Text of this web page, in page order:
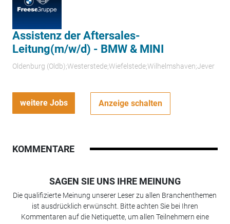
Assistenz der Aftersales-
Leitung(m/w/d) - BMW & MINI
Oldenburg (Oldb);Westerstede;Wiefelstede;Wilhelmshaven;Jever
weitere Jobs Anzeige schalten
KOMMENTARE
SAGEN SIE UNS IHRE MEINUNG
Die qualifizierte Meinung unserer Leser zu allen Branchenthemen
ist ausdrücklich erwünscht. Bitte achten Sie bei Ihren
Kommentaren auf die Netiquette, um allen Teilnehmern eine